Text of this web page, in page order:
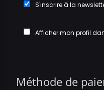
S'inscrire à la
Afficher mon profil
Méthode de